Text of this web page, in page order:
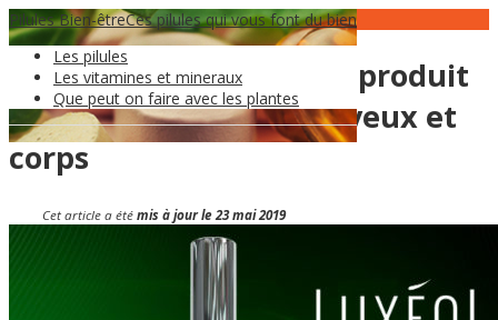
Pilules Bien-êtreCes pilules qui vous font du bien
Les pilules
Les vitamines et mineraux
Que peut on faire avec les plantes
30 Avr
Avis sur votre nouveau produit
Luxéol huile sèche cheveux et
corps
Cet article a été mis à jour le 23 mai 2019